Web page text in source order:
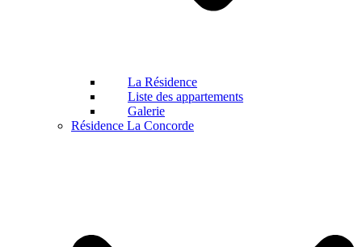
La Résidence
Liste des appartements
Galerie
Résidence La Concorde